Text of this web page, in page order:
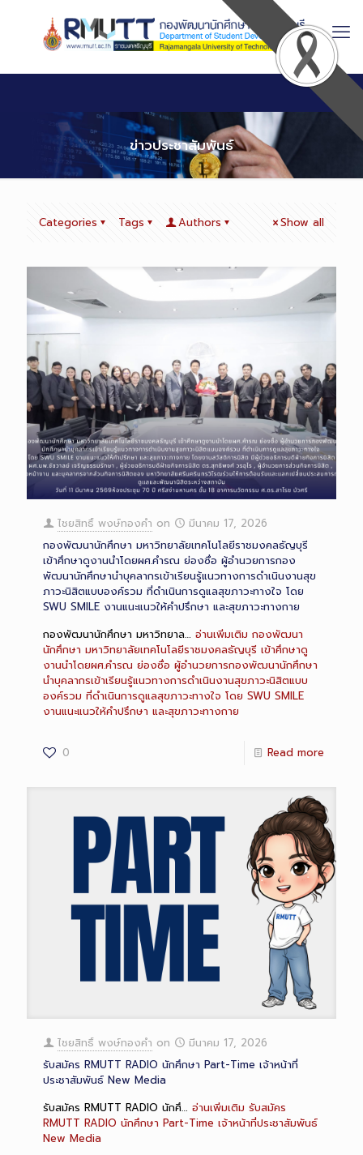
ข่าวประชาสัมพันธ์
Categories Tags Authors Show all
ไชยสิทธิ์ พงษ์ทองคำ on
มีนาคม 17, 2026
กองพัฒนานักศึกษา มหาวิทยาลัยเทคโนโลยีราชมงคลธัญบุรี
เข้าศึกษาดูงานนำโดยผศ.คำรณ ย่องซื่อ ผู้อำนวยการกอง
พัฒนานักศึกษานำบุคลากรเข้าเรียนรู้แนวทางการดำเนินงานสุข
ภาวะนิสิตแบบองค์รวม ที่ดำเนินการดูแลสุขภาวะทางใจ โดย
SWU SMILE งานแนะแนวให้คำปรึกษา และสุขภาวะทางกาย
กองพัฒนานักศึกษา มหาวิทยาล… อ่านเพิ่มเติม กองพัฒนา
นักศึกษา มหาวิทยาลัยเทคโนโลยีราชมงคลธัญบุรี เข้าศึกษาดู
งานนำโดยผศ.คำรณ ย่องซื่อ ผู้อำนวยการกองพัฒนานักศึกษา
นำบุคลากรเข้าเรียนรู้แนวทางการดำเนินงานสุขภาวะนิสิตแบบ
องค์รวม ที่ดำเนินการดูแลสุขภาวะทางใจ โดย SWU SMILE
งานแนะแนวให้คำปรึกษา และสุขภาวะทางกาย
0 Read more
ไชยสิทธิ์ พงษ์ทองคำ on
มีนาคม 17, 2026
รับสมัคร RMUTT RADIO นักศึกษา Part-Time เจ้าหน้าที่
ประชาสัมพันธ์ New Media
รับสมัคร RMUTT RADIO นักศึ… อ่านเพิ่มเติม รับสมัคร
RMUTT RADIO นักศึกษา Part-Time เจ้าหน้าที่ประชาสัมพันธ์
New Media